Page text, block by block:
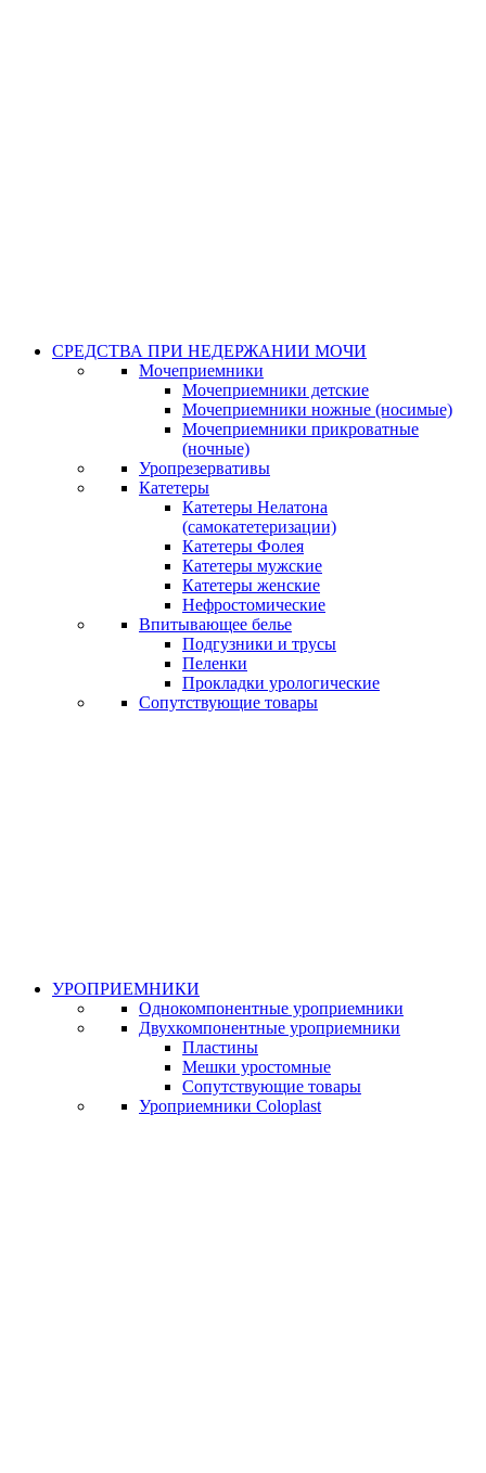
СРЕДСТВА ПРИ НЕДЕРЖАНИИ МОЧИ
Мочеприемники
Мочеприемники детские
Мочеприемники ножные (носимые)
Мочеприемники прикроватные
(ночные)
Уропрезервативы
Катетеры
Катетеры Нелатона
(самокатетеризации)
Катетеры Фолея
Катетеры мужские
Катетеры женские
Нефростомические
Впитывающее белье
Подгузники и трусы
Пеленки
Прокладки урологические
Сопутствующие товары
УРОПРИЕМНИКИ
Однокомпонентные уроприемники
Двухкомпонентные уроприемники
Пластины
Мешки уростомные
Сопутствующие товары
Уроприемники Coloplast